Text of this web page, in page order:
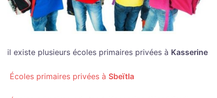
il existe plusieurs écoles primaires privées à Kasserine
Écoles primaires privées à Sbeïtla